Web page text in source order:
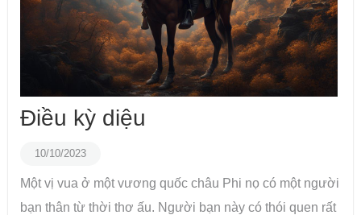
Điều kỳ diệu
10/10/2023
Một vị vua ở một vương quốc châu Phi nọ có một người
bạn thân từ thời thơ ấu. Người bạn này có thói quen rất